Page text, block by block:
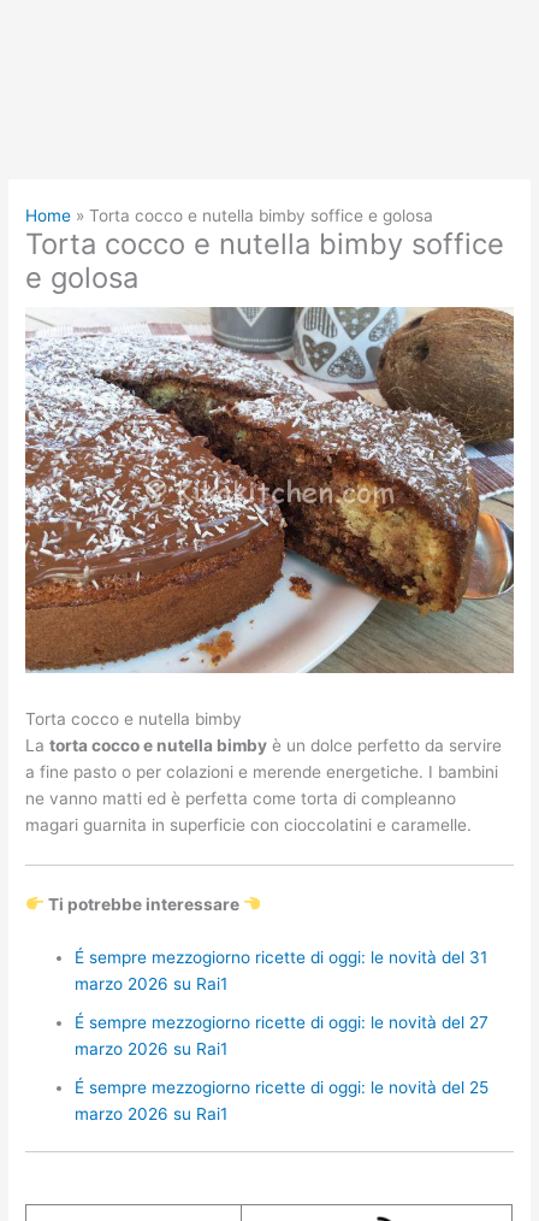
Home Torta cocco e nutella bimby soffice e golosa
Torta cocco e nutella bimby soffice
e golosa
Torta cocco e nutella bimby
Latorta cocco e nutella bimby è un dolce perfetto da servire
a fine pasto o per colazioni e merende energetiche. I bambini
ne vanno matti ed è perfetta come torta di compleanno
magari guarnita in superficie con cioccolatini e caramelle.
Ti potrebbe interessare
É sempre mezzogiorno ricette di oggi: le novità del 31
marzo 2026 su Rai1
É sempre mezzogiorno ricette di oggi: le novità del 27
marzo 2026 su Rai1
É sempre mezzogiorno ricette di oggi: le novità del 25
marzo 2026 su Rai1